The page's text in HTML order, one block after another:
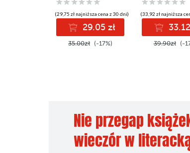
(29,75 zł najniższa cena z 30 dni)
29.05 zł
35.00zł (-17%)
(33,92 zł najniższa
39.90zł (-
Nie przegap
wieczór w